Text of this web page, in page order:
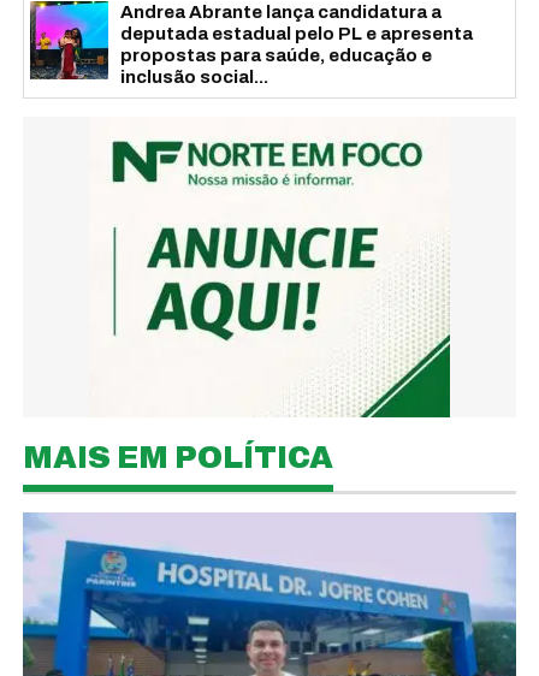
Andrea Abrante lança candidatura a
deputada estadual pelo PL e apresenta
propostas para saúde, educação e
inclusão social...
MAIS EM POLÍTICA